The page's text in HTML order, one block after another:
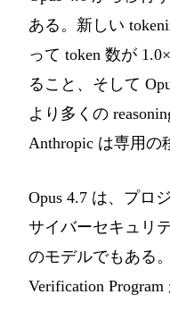
ある。新しい
って token 数が
ること、そして
より多くの
Anthropic は専用の
Opus 4.7 は、プロ
サイバーセキュリ
のモデルでもある
Verification Program